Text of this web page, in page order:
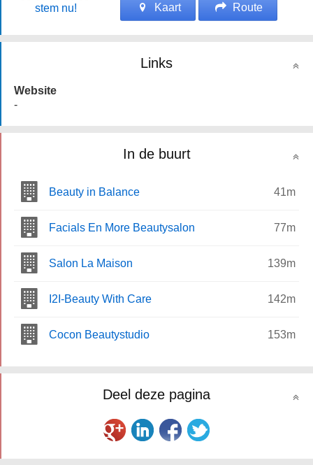
stem nu! Kaart Route
Links
Website
-
In de buurt
Beauty in Balance 41m
Facials En More Beautysalon 77m
Salon La Maison 139m
I2I-Beauty With Care 142m
Cocon Beautystudio 153m
Deel deze pagina